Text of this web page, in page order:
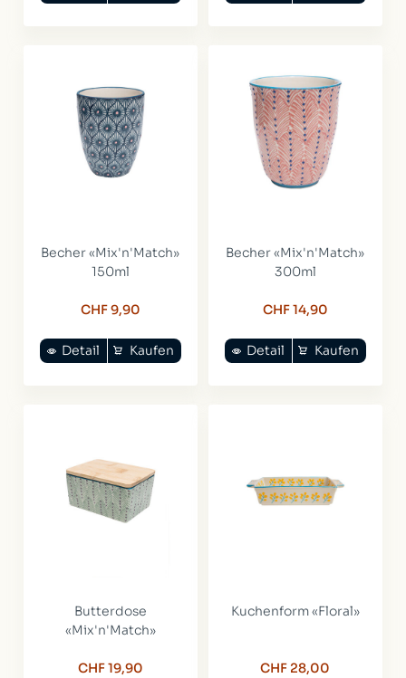
Becher «Mix'n'Match»
150ml
CHF 9,90
Kaufen
Detail
Becher «Mix'n'Match»
300ml
CHF 14,90
Kaufen
Detail
Butterdose
«Mix'n'Match»
CHF 19,90
Kuchenform «Floral»
CHF 28,00